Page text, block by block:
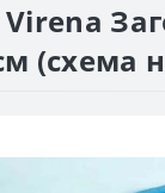
Virena
(схема